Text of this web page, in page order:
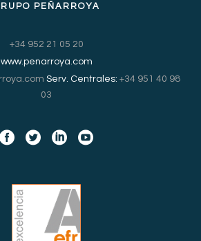
PEÑARROYA
+34 952 21 05 20
www.penarroya.com
Serv. Centrales: +34 951 40 98
03